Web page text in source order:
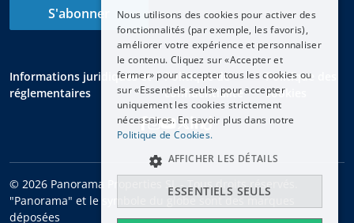
S'abonner
Informations juridiques et
réglementaires
Politique de
confidentialité
Politique des
cookies
© 2026 Panorama Properties SL - Tous droits réservés.
"Panorama" et le symbole du globe sont des marques
déposées
DEUTSCH
FRANÇAIS
NEDERLANDS
Nous utilisons des cookies pour activer des
fonctionnalités (par exemple, les favoris),
améliorer votre expérience et personnaliser
le contenu. Cliquez sur «Accepter et
fermer» pour accepter tous les cookies ou
sur «Essentiels seuls» pour accepter
uniquement les cookies strictement
nécessaires. En savoir plus dans notre
Politique de Cookies.
ESSENTIELS SEULS
AFFICHER LES DÉTAILS